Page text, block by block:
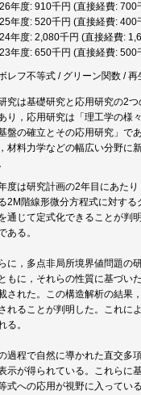
年度: 910千円 (直接経費: 700
年度: 520千円 (直接経費: 400
年度: 2,080千円 (直接経費:
年度: 650千円 (直接経費: 500
レフ不等式 / グリーン関数 /
究は基礎研究と応用研究の2
り，応用研究は「理工学の様
盤の確立とその応用研究」で
材料力学などの幅広い分野に
度は研究計画の2年目にあた
2M階線形微分方程式に対す
通じて定式化できることが判
ある。
に，多点非局所境界値問題の
もに，それらの性質に基づい
された。この構造解析の結果
れることが判明した。これに
る。
過程で自然に導かれた直交多
示が得られている。これらに
式への応用が視野に入ってい